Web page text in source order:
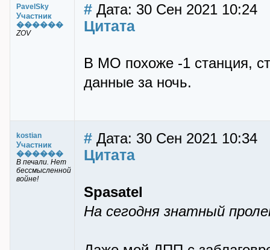
PavelSky
Участник
������
ZOV
# Дата: 30 Сен 2021 10:24
Цитата
В МО похоже -1 станция,
данные за ночь.
kostian
Участник
������
В печали. Нет
бессмысленной
войне!
# Дата: 30 Сен 2021 10:34
Цитата
Spasatel
На сегодня знатный